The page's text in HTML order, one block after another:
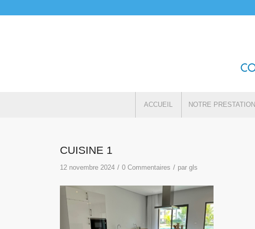
ACCUEIL NOTRE PRESTATION
CUISINE 1
12 novembre 2024 / 0 Commentaires / pargls